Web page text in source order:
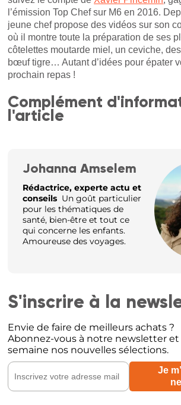
l’émission Top Chef sur M6 en 2016.
jeune chef propose des vidéos sur son
où il montre toute la préparation de ses
côtelettes moutarde miel, un ceviche,
bœuf tigre… Autant d’idées pour épater
prochain repas !
Complément
l'article
Johanna Amselem
Rédactrice, experte actu et
conseils Un goût particulier
pour les thématiques de
santé, bien-être et tout ce
qui concerne les enfants.
Amoureuse des voyages.
S'inscrire à la
Envie de faire de meilleurs achats ?
Abonnez-vous à notre newsletter et
semaine nos nouvelles sélections.